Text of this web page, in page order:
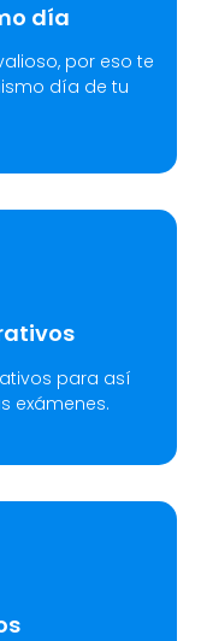
día
por eso te
día de tu
para así
exámenes.